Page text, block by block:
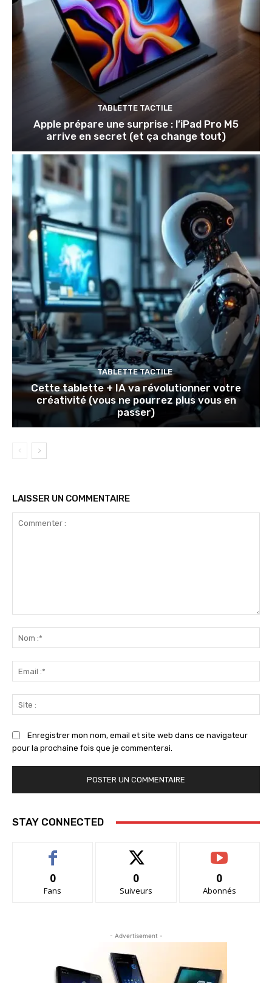
TABLETTE TACTILE
Apple prépare une surprise : l’iPad Pro M5
arrive en secret (et ça change tout)
TABLETTE TACTILE
Cette tablette + IA va révolutionner votre
créativité (vous ne pourrez plus vous en
passer)
LAISSER UN COMMENTAIRE
:*
:*
:
Enregistrer mon nom, email et site web dans ce navigateur
pour la prochaine fois que je commenterai.
STAY CONNECTED
0
Fans
0
Suiveurs
0
Abonnés
- Advertisement -